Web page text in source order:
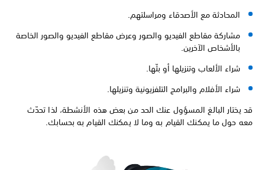
المحادثة مع الأصدقاء ومراسلتهم.
مشاركة مقاطع الفيديو والصور وعرض مقاطع الفيديو والصور الخاصة
بالأشخاص الآخرين.
شراء الألعاب وتنزيلها أو بثّها.
شراء الأفلام والبرامج التلفزيونية وتنزيلها.
قد يختار البالغ المسؤول عنك الحد من بعض هذه الأنشطة، لذا تحدّث
معه حول ما يمكنك القيام به وما لا يمكنك القيام به بحسابك.